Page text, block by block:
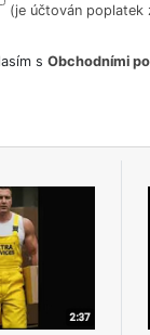
(je účtován poplatek
s Obchodními